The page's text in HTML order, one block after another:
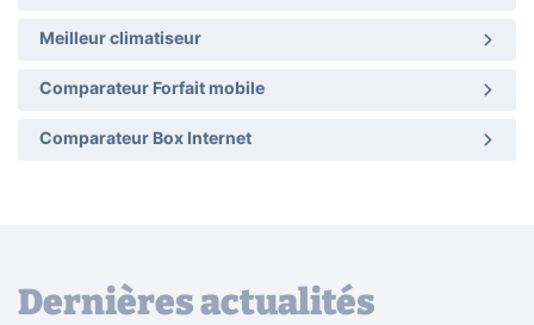
Meilleur climatiseur
Comparateur Forfait mobile
Comparateur Box Internet
Dernières actualités